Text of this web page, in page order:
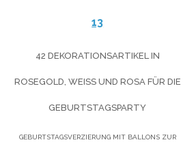
13
42 DEKORATIONSARTIKEL IN
ROSEGOLD, WEISS UND ROSA FÜR DIE G
EBURTSTAGSPARTY
GEBURTSTAGSVERZIERUNG MIT BALLONS ZUR